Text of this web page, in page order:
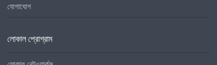
যোগাযোগ
লোকাল প্রোগ্রাম